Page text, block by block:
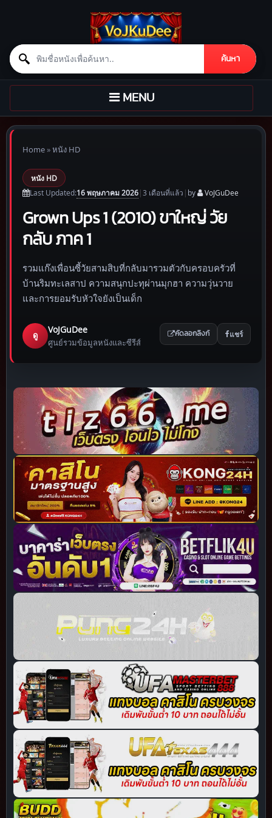
Search for:
ค้นหา
Skip to content
TOGGLE
NAVIGATION
MENU
Home»หนัง HD
หนัง HD
Last Updated:16 พฤษภาคม 2026|3 เดือนที่แล้ว | by VoJGuDee
Grown Ups 1 (2010) ขาใหญ่ วัย
กลับ ภาค 1
รวมแก๊งเพื่อนซี้วัยสามสิบที่กลับมารวมตัวกับครอบครัวที่
บ้านริมทะเลสาป ความสนุกปะทุผ่านมุกฮา ความวุ่นวาย
และการยอมรับหัวใจยังเป็นเด็ก
ดู
VoJGuDee
ศูนย์รวมข้อมูลหนังและซีรีส์
คัดลอกลิงก์ แชร์